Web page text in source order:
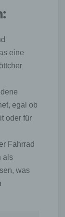
eine
egal ob
oder für
Fahrrad
als
was
System
(4) die
und (8)
auf unsere
dienen.
und
auf